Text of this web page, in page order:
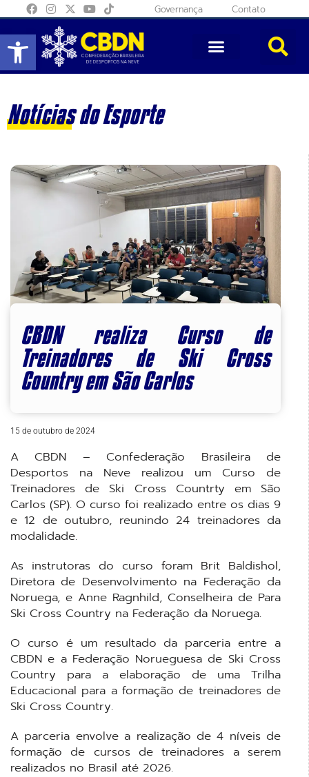
Abrir a barra de ferramentas
Governança Contato
Notícias do Esporte
CBDN realiza Curso de
Treinadores de Ski Cross
Country em São Carlos
15 de outubro de 2024
A CBDN – Confederação Brasileira de
Desportos na Neve realizou um Curso de
Treinadores de Ski Cross Countrty em São
Carlos (SP). O curso foi realizado entre os dias 9
e 12 de outubro, reunindo 24 treinadores da
modalidade.
As instrutoras do curso foram Brit Baldishol,
Diretora de Desenvolvimento na Federação da
Noruega, e Anne Ragnhild, Conselheira de Para
Ski Cross Country na Federação da Noruega.
O curso é um resultado da parceria entre a
CBDN e a Federação Norueguesa de Ski Cross
Country para a elaboração de uma Trilha
Educacional para a formação de treinadores de
Ski Cross Country.
A parceria envolve a realização de 4 níveis de
formação de cursos de treinadores a serem
realizados no Brasil até 2026.